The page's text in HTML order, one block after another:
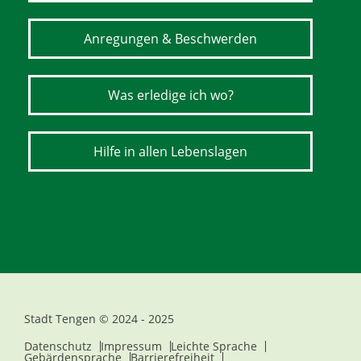
Anregungen & Beschwerden
Was erledige ich wo?
Hilfe in allen Lebenslagen
Stadt Tengen © 2024 - 2025
Datenschutz
Impressum Leichte Sprache
Gebärdensprache Barrierefreiheit